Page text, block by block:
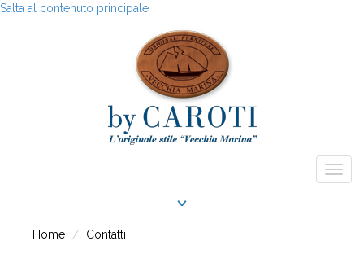
Salta al contenuto principale
Home Contatti